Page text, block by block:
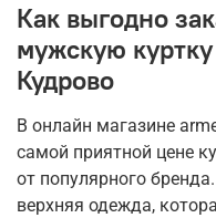
Как выгодно
мужскую
Кудрово
В онлайн магазине
самой приятной цене
от популярного
верхняя одежда,